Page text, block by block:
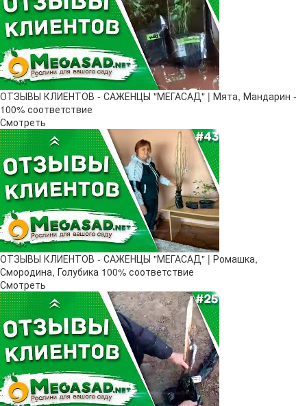
ОТЗЫВЫ КЛИЕНТОВ - САЖЕНЦЫ "МЕГАСАД" | Мята, Мандарин -
100% соответствие
Смотреть
ОТЗЫВЫ КЛИЕНТОВ - САЖЕНЦЫ "МЕГАСАД" | Ромашка,
Смородина, Голубика 100% соответствие
Смотреть